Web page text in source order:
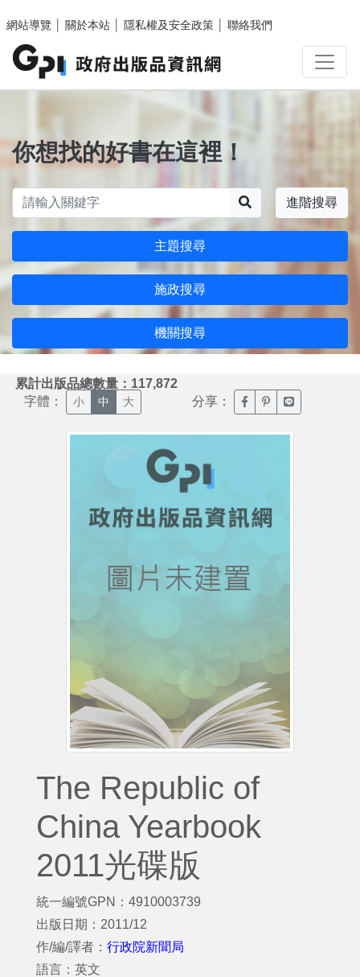
網站導覽
關於本站 隱私權及安全政策 聯絡我們
你想找的好書在這裡！
進階搜尋
主題搜尋
施政搜尋
機關搜尋
累計出版品總數量：117,872
字體： 小 中 大 分享： 臉書分享(另開新視窗)
噗浪分享(另開新
Line分享(另
The Republic of
China Yearbook
2011光碟版
統一編號GPN：4910003739
出版日期：2011/12
作/編/譯者： 行政院新聞局
語言：英文